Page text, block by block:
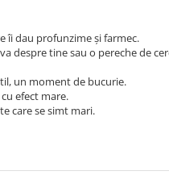
îi dau profunzime și farmec.
despre tine sau o pereche de
un moment de bucurie.
efect mare.
care se simt mari.